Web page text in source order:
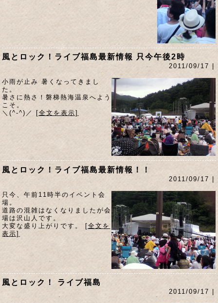
風とロック！ライブ福島最新情報 只今午後2時
2011/09/17 |
小雨が止み 暑くなってきまし
た。
暑さに熱さ！磐梯熱海温泉へよう
こそ。
＼(^-^)／
[全文を表示]
風とロック！ライブ福島最新情報！！
2011/09/17 |
只今、午前11時半のイベント会
場。
道路の混雑はなくなりましたが会
場は沢山人です。
大変な盛り上がりです。
[全文を
表示]
風とロック！ ライブ福島
2011/09/17 |